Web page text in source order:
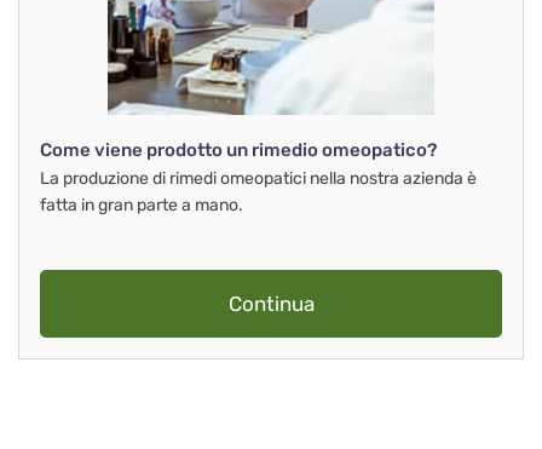
Come viene prodotto un rimedio omeopatico?
La produzione di rimedi omeopatici nella nostra azienda è
fatta in gran parte a mano.
Continua